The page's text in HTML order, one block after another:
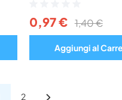
0,97 € 1,40 €
Aggiungi al
2